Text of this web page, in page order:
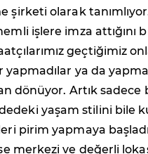
olarak
işlere imza attığını
geçtiğimiz
ya da
dönüyor. Artık
yaşam stilini bile
pirim yapmaya
merkezi ve değerli